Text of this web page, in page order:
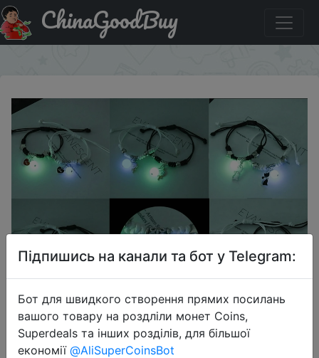
Придбати по знижці 2 шт., светящийся браслет дружбы
ChinaGoodBuy
Підпишись на канали та бот у Telegram:
Бот для швидкого створення прямих посилань
вашого товару на роздліли монет Coins,
Superdeals та інших розділів, для більшої
економії @AliSuperCoinsBot